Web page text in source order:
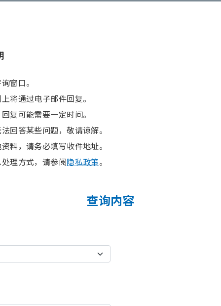
窗口。
将通过电子邮件回复。
复可能需要一定时间。
回答某些问题，敬请谅解。
料，请务必填写收件地址。
理方式，请参阅隐私政策。
查询内容